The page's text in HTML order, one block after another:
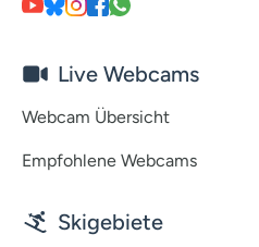
Live Webcams
Webcam Übersicht
Empfohlene Webcams
Skigebiete